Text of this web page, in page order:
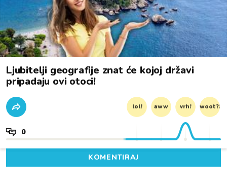
Ljubitelji geografije znat će kojoj državi
pripadaju ovi otoci!
lol! aww vrh! woot?!
0
KOMENTIRAJ